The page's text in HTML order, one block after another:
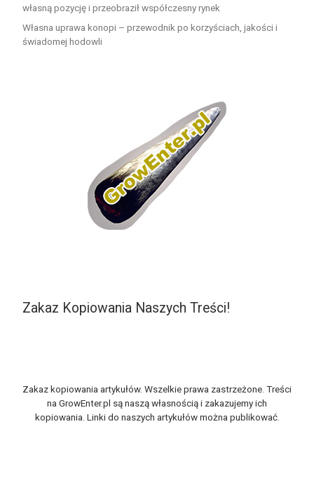
własną pozycję i przeobraził współczesny rynek
Własna uprawa konopi – przewodnik po korzyściach, jakości i
świadomej hodowli
Zakaz Kopiowania Naszych Treści!
Zakaz kopiowania artykułów. Wszelkie prawa zastrzeżone. Treści
na GrowEnter.pl są naszą własnością i zakazujemy ich
kopiowania. Linki do naszych artykułów można publikować.